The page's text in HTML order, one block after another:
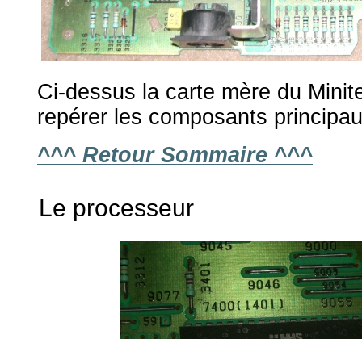
Ci-dessus la carte mère du
repérer les composants
^^^ Retour Sommaire ^^^
Le processeur